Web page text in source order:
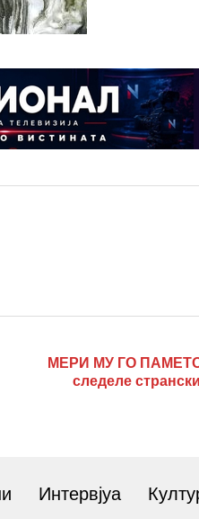
МЕРИ МУ ГО
следеле
Интервјуа